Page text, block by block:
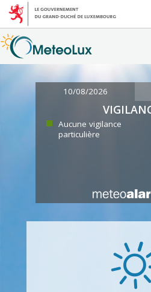
10/08/2026
Aucune vigilance
particulière